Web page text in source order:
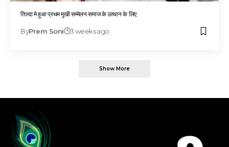
तिल्दा मे हुआ प्रथम मुखी सम्मेलन समाज के उत्थान के लिए
ByPrem Soni 3 weeks ago
Show More